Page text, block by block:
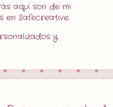
aquí son de mi
Safecreative.
y